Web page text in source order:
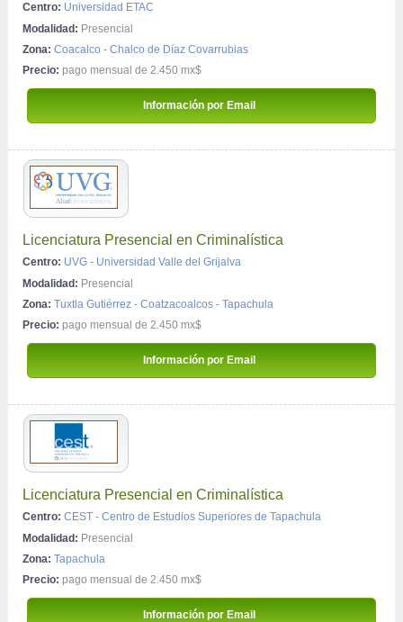
Centro: Universidad ETAC
Modalidad: Presencial
Zona: Coacalco - Chalco de Díaz Covarrubias
Precio: pago mensual de 2.450 mx$
Información por Email
Licenciatura Presencial en Criminalística
Centro: UVG - Universidad Valle del Grijalva
Modalidad: Presencial
Zona: Tuxtla Gutiérrez- Coatzacoalcos- Tapachula
Precio: pago mensual de 2.450 mx$
Información por Email
Licenciatura Presencial en Criminalística
Centro: CEST - Centro de Estudios Superiores de Tapachula
Modalidad: Presencial
Zona: Tapachula
Precio: pago mensual de 2.450 mx$
Información por Email